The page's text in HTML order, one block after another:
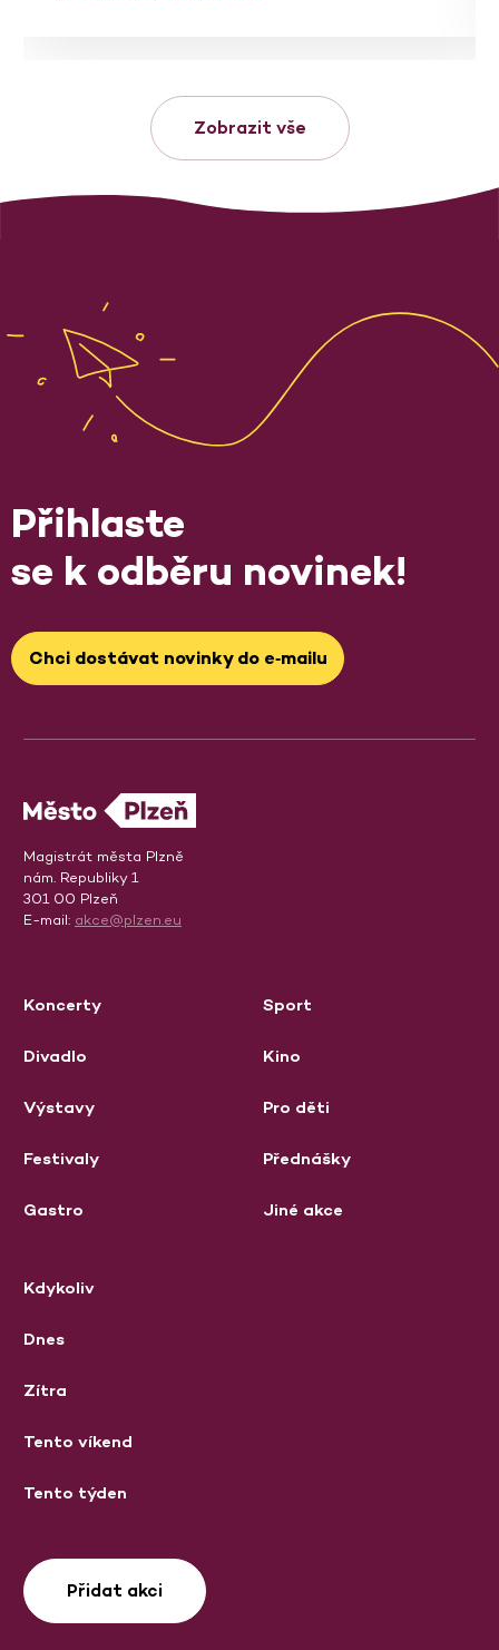
Zobrazit vše
Přihlaste
se k odběru novinek!
Chci dostávat novinky do e‑mailu
Magistrát města Plzně
nám. Republiky 1
301 00 Plzeň
E-mail: akce@plzen.eu
Koncerty
Divadlo
Výstavy
Festivaly
Gastro
Sport
Kino
Pro děti
Přednášky
Jiné akce
Kdykoliv
Dnes
Zítra
Tento víkend
Tento týden
Přidat akci